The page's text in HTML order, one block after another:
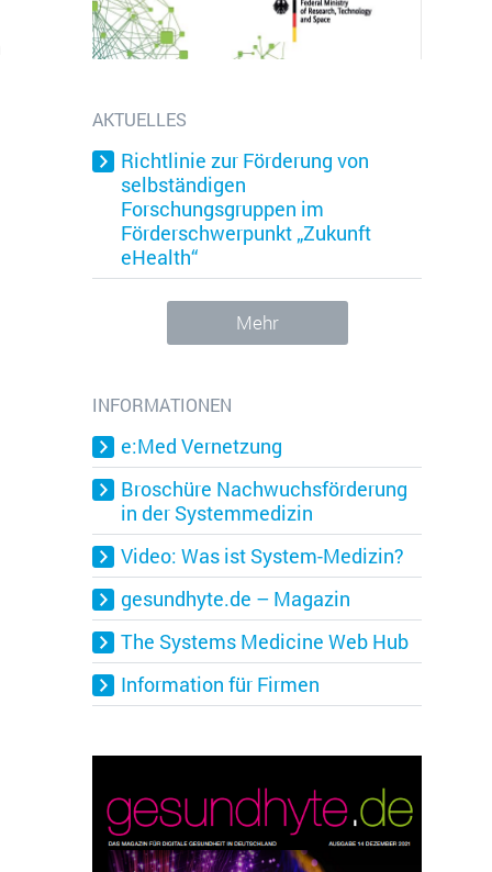
AKTUELLES
Richtlinie zur Förderung von
selbständigen
Forschungsgruppen im
Förderschwerpunkt „Zukunft
eHealth“
Mehr
INFORMATIONEN
e:Med Vernetzung
Broschüre Nachwuchsförderung
in der Systemmedizin
Video: Was ist System-Medizin?
gesundhyte.de – Magazin
The Systems Medicine Web Hub
Information für Firmen
zu machen sowie Zugriffe auf
wird verwendet, um die
zu identifizieren, um die
ist ein Session-Cookie und